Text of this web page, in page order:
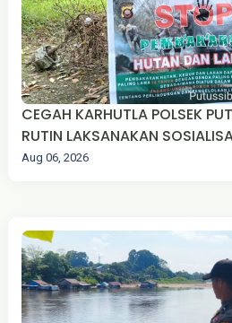
CEGAH KARHUTLA POLSEK
RUTIN LAKSANAKAN
Aug 06, 2026